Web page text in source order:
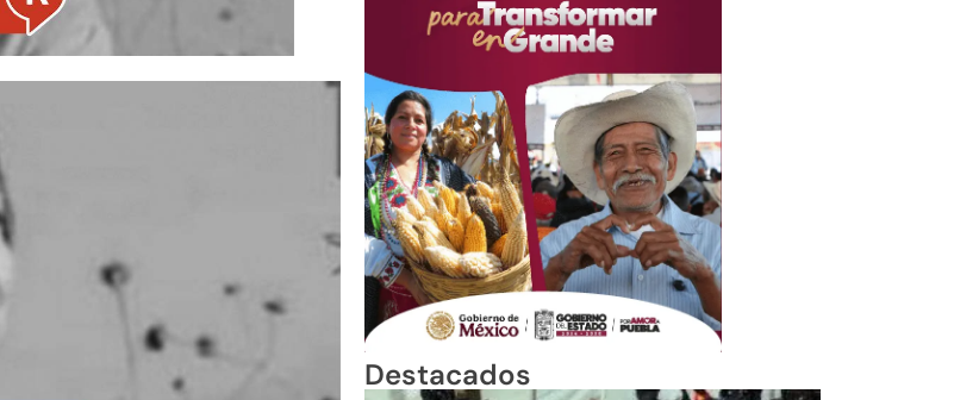
Destacados